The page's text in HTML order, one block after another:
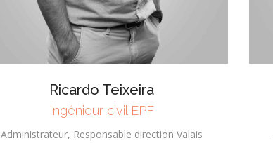
Ricardo Teixeira
Ingénieur civil EPF
Administrateur, Responsable direction Valais